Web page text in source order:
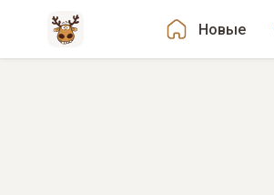
Новые